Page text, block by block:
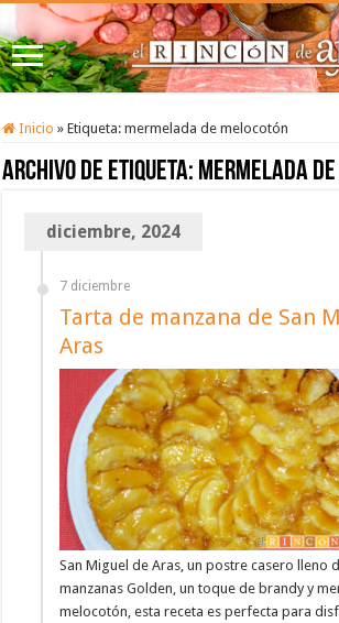
Inicio » Etiqueta:mermelada de melocotón
Archivo de etiqueta: mermelada
diciembre, 2024
7 diciembre
Tarta de manzana de San
Aras
San Miguel de Aras, un postre casero lleno
manzanas Golden, un toque de brandy y
melocotón, esta receta es perfecta para